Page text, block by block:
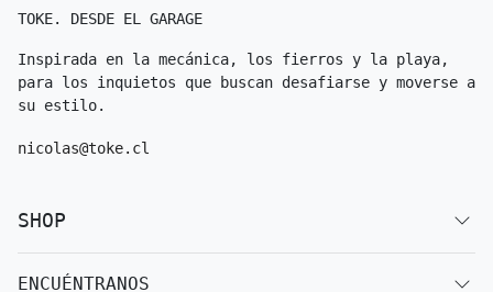
TOKE. DESDE EL GARAGE
Inspirada en la mecánica, los fierros y la playa,
para los inquietos que buscan desafiarse y moverse a
su estilo.
nicolas@toke.cl
SHOP
ENCUÉNTRANOS